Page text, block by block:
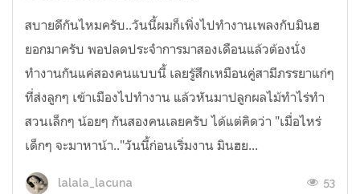
สบายดีกันไหมครับ..วันนี้ผมก็เพิ่งไปทำงานเพลงกับมินฮ
ยอกมาครับ พอปลดประจำการมาสองเดือนแล้วต้องนั่ง
ทำงานกันแค่สองคนแบบนี้ เลยรู้สึกเหมือนคู่สามีภรรยาแก่ๆ
ที่ส่งลูกๆ เข้าเมืองไปทำงาน แล้วหันมาปลูกผลไม้ทำไร่ทำ
สวนเล็กๆ น้อยๆ กันสองคนเลยครับ ได้แต่คิดว่า "เมื่อไหร่
เด็กๆ จะมาหาน้า.."วันนี้ก่อนเริ่มงาน มินฮย...
lalala_lacuna 53